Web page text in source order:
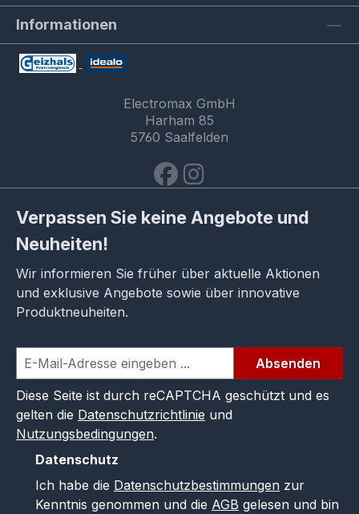
Informationen
Electromax GmbH
Harham 85
5760 Saalfelden
Verpassen Sie keine Angebote und
Neuheiten!
Wir informieren Sie früher über aktuelle Aktionen
und exklusive Angebote sowie über innovative
Produktneuheiten.
Absenden
Diese Seite ist durch reCAPTCHA geschützt und es
gelten die Datenschutzrichtlinie und
Nutzungsbedingungen.
Datenschutz
Ich habe die Datenschutzbestimmungen zur
Kenntnis genommen und die AGB gelesen und bin